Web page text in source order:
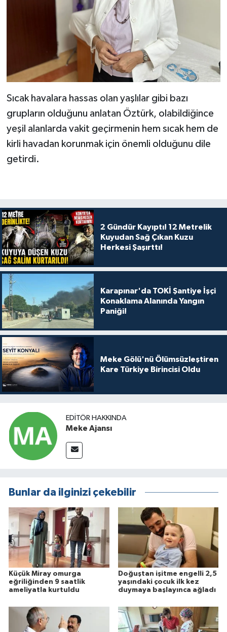
Sıcak havalara hassas olan yaşlılar gibi bazı
grupların olduğunu anlatan Öztürk, olabildiğince
yeşil alanlarda vakit geçirmenin hem sıcak hem de
kirli havadan korunmak için önemli olduğunu dile
getirdi.
2 Gündür Kayıptı! 12 Metrelik
Kuyudan Sağ Çıkan Kuzu
Herkesi Şaşırttı!
Karapınar'da TOKİ Şantiye İşçi
Konaklama Alanında Yangın
Paniği!
Meke Gölü'nü Ölümsüzleştiren
Kare Türkiye Birincisi Oldu
EDITÖR HAKKINDA
Meke Ajansı
Bunlar da ilginizi çekebilir
Küçük Miray omurga
eğriliğinden 9 saatlik
ameliyatla kurtuldu
Doğuştan işitme engelli 2,5
yaşındaki çocuk ilk kez
duymaya başlayınca ağladı